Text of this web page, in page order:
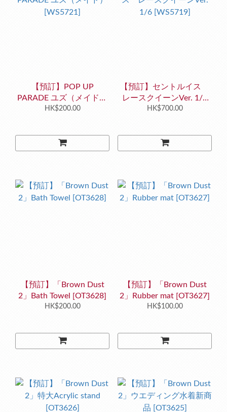
【預訂】POP UP
PARADE ユズ（メイド）
[WS5721]
HK$200.00
【預訂】セントルイス
レースクイーンVer. 1/6
[WS5719]
HK$700.00
【預訂】「Brown Dust
2」Bath Towel [OT3628]
HK$200.00
【預訂】「Brown Dust
2」Rubber mat [OT3627]
HK$100.00